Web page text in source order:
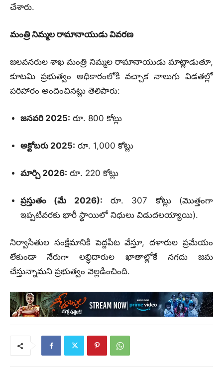
చేశారు.
మంత్రి నిమ్మల రామానాయుడు వివరణ
జలవనరుల శాఖ మంత్రి నిమ్మల రామానాయుడు మాట్లాడుతూ,
కూటమి ప్రభుత్వం అధికారంలోకి వచ్చాక నాలుగు విడతల్లో
పరిహారం అందించినట్లు తెలిపారు:
జనవరి 2025: రూ. 800 కోట్లు
అక్టోబరు 2025: రూ. 1,000 కోట్లు
మార్చి 2026: రూ. 220 కోట్లు
ప్రస్తుతం (మే 2026): రూ. 307 కోట్లు (మొత్తంగా
ఇప్పటివరకు భారీ స్థాయిలో నిధులు విడుదలయ్యాయి).
నిర్వాసితుల సంక్షేమానికి పెద్దపీట వేస్తూ, దళారుల ప్రమేయం
లేకుండా నేరుగా లబ్ధిదారుల ఖాతాల్లోకే నగదు జమ
చేస్తున్నామని ప్రభుత్వం వెల్లడించింది.